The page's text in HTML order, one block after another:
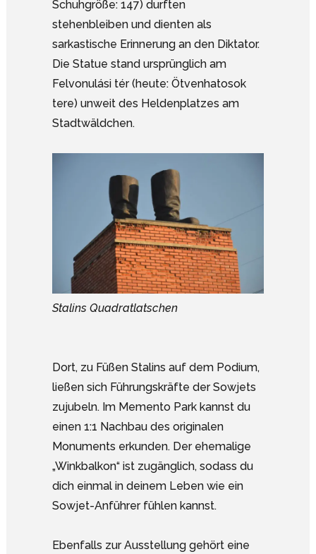
Schuhgröße: 147) durften
stehenbleiben und dienten als
sarkastische Erinnerung an den Diktator.
Die Statue stand ursprünglich am
Felvonulási tér (heute: Ötvenhatosok
tere) unweit des Heldenplatzes am
Stadtwäldchen.
Stalins Quadratlatschen
Dort, zu Füßen Stalins auf dem Podium,
ließen sich Führungskräfte der Sowjets
zujubeln. Im Memento Park kannst du
einen 1:1 Nachbau des originalen
Monuments erkunden. Der ehemalige
„Winkbalkon“ ist zugänglich, sodass du
dich einmal in deinem Leben wie ein
Sowjet-Anführer fühlen kannst.
Ebenfalls zur Ausstellung gehört eine